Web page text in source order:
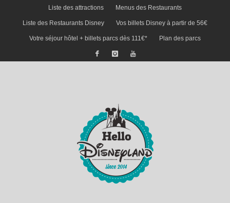
Liste des attractions Menus des Restaurants
Liste des Restaurants Disney Vos billets Disney à partir de 56€
Votre séjour hôtel + billets parcs dès 111€* Plan des parcs